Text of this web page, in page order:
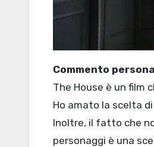
Commento
The House è un film
Ho amato la scelta
Inoltre, il fatto che
personaggi è una